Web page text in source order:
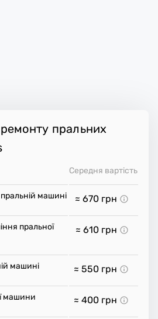
пральних
Середня вартість
машині ≈ 670 грн
пральної
≈ 610 грн
машині ≈ 550 грн
машини ≈ 400 грн